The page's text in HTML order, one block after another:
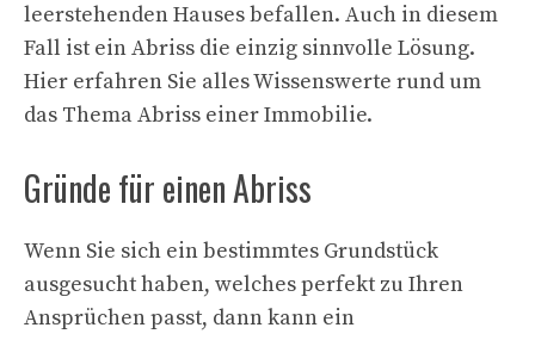
leerstehenden Hauses befallen. Auch in diesem
Fall ist ein Abriss die einzig sinnvolle Lösung.
Hier erfahren Sie alles Wissenswerte rund um
das Thema Abriss einer Immobilie.
Gründe für einen Abriss
Wenn Sie sich ein bestimmtes Grundstück
ausgesucht haben, welches perfekt zu Ihren
Ansprüchen passt, dann kann ein